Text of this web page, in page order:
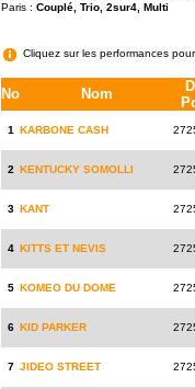
Paris : Couplé, Trio, 2sur4, Multi
Cliquez sur les performances
No Nom
1 KARBONE CASH
2 KENTUCKY SOMOLLI
3 KANT
4 KITTS ET NEVIS
5 KOMEO DU DOME
6 KID PARKER
7 JIDEO STREET